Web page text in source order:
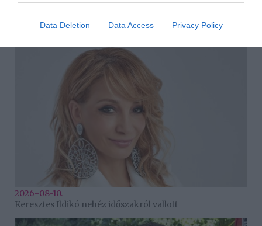
Data Deletion Data Access Privacy Policy
Lola őszinte vallomása az Anyaságról
2026-08-10.
Keresztes Ildikó nehéz időszakról vallott